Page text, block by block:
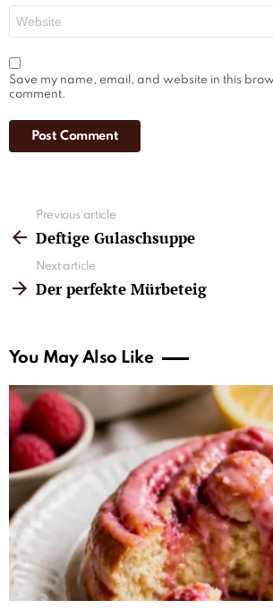
Save my name, email, and website in this
comment.
more
Previous article
Deftige Gulaschsuppe
Next article
Der perfekte Mürbeteig
You May Also Like